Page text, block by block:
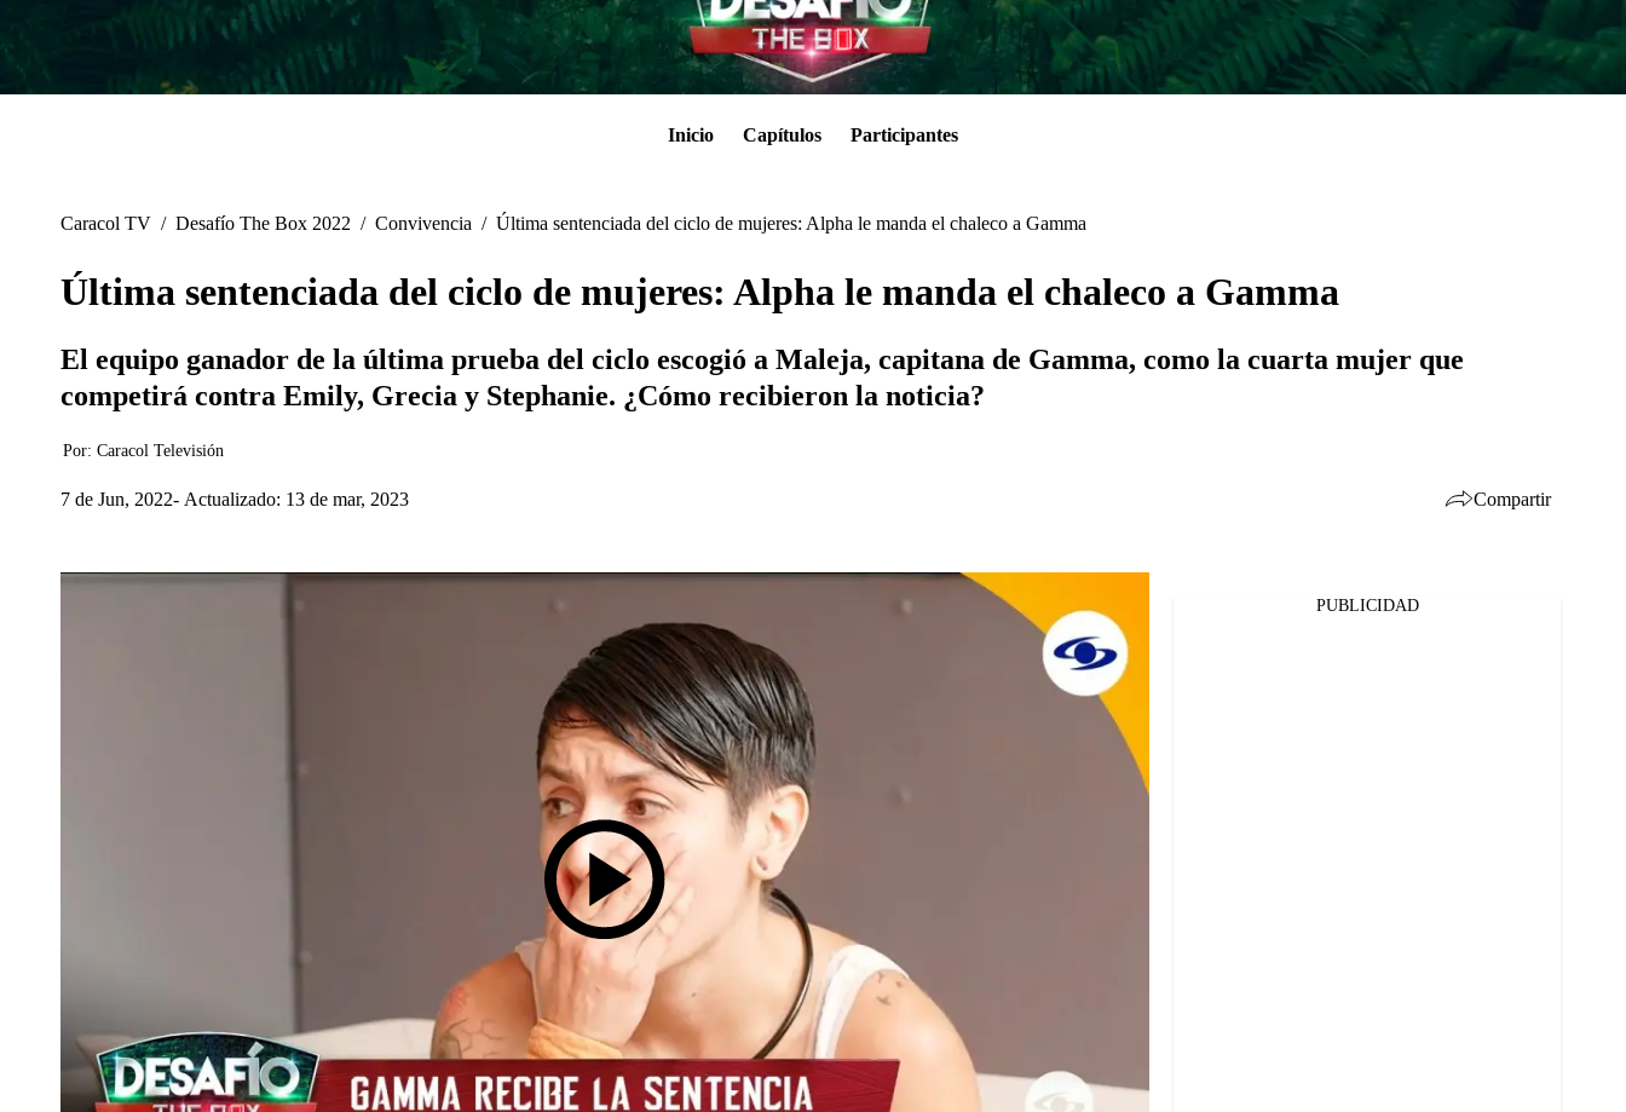
Inicio Capítulos Participantes
Caracol TV / Desafío The Box 2022 / Convivencia / Última sentenciada del ciclo de mujeres: Alpha le manda el chaleco a Gamma
Última sentenciada del ciclo de mujeres: Alpha le manda el chaleco a Gamma
El equipo ganador de la última prueba del ciclo escogió a Maleja, capitana de Gamma, como la cuarta mujer que
competirá contra Emily, Grecia y Stephanie. ¿Cómo recibieron la noticia?
Por: Caracol Televisión
7 de Jun, 2022 Actualizado: 13 de mar, 2023 Compartir
PUBLICIDAD